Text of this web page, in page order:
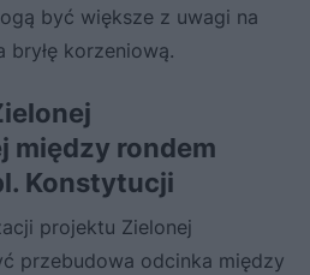
być większe z uwagi na
bryłę korzeniową.
między rondem
Konstytucji
projektu Zielonej
przebudowa odcinka między